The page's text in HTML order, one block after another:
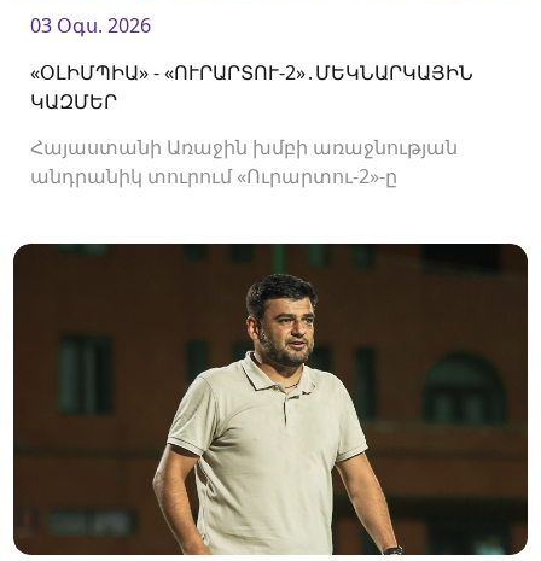
03 Օգս. 2026
«ՕԼԻՄՊԻԱ» - «ՈՒՐԱՐՏՈՒ-2»․ՄԵԿՆԱՐԿԱՅԻՆ
ԿԱԶՄԵՐ
Հայաստանի Առաջին խմբի առաջնության
անդրանիկ տուրում «Ուրարտու-2»-ը